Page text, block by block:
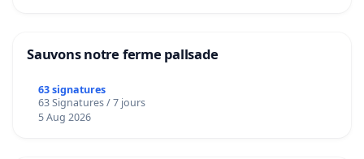
Sauvons notre ferme pallsade
63 signatures
63 Signatures / 7 jours
5 Aug 2026